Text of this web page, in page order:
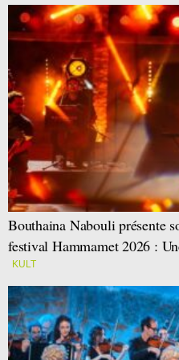
Bouthaina Nabouli présente
festival Hammamet 2026 :
KULT